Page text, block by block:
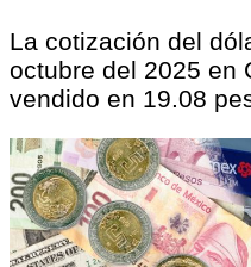
La cotización del
octubre del 2025 en
vendido en 19.08